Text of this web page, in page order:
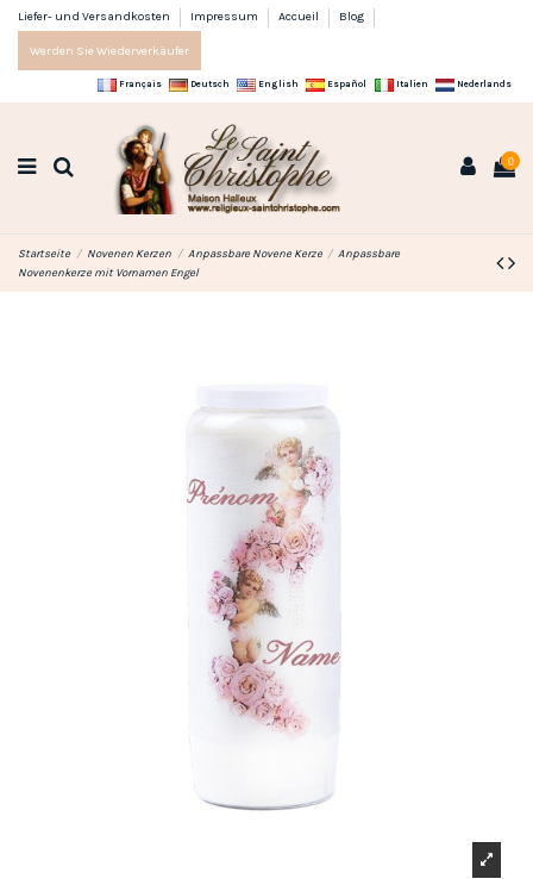
Liefer- und Versandkosten Impressum Accueil Blog
Werden Sie Wiederverkäufer
Français Deutsch English Español Italien Nederlands
0
Startseite Novenen Kerzen Anpassbare Novene Kerze
Anpassbare
Novenenkerze mit Vornamen Engel